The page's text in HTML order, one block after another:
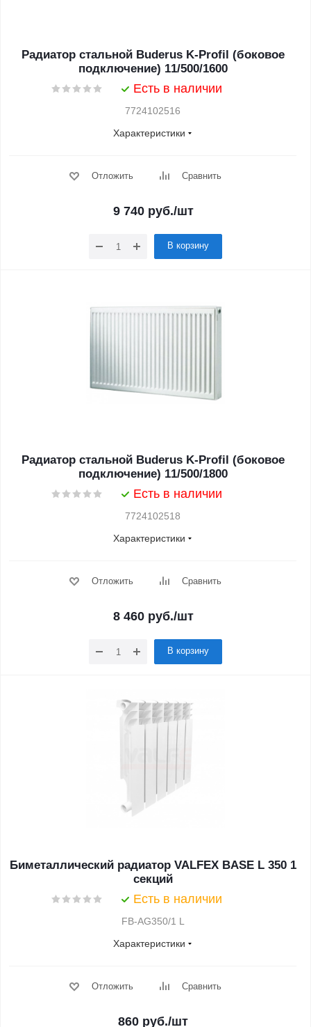
Радиатор стальной Buderus K-Profil (боковое
подключение) 11/500/1600
Есть в наличии
7724102516
Характеристики
Отложить Сравнить
9 740руб./шт
В корзину
Радиатор стальной Buderus K-Profil (боковое
подключение) 11/500/1800
Есть в наличии
7724102518
Характеристики
Отложить Сравнить
8 460руб./шт
В корзину
Биметаллический радиатор VALFEX BASE L 350 1
секций
Есть в наличии
FB-AG350/1 L
Характеристики
Отложить Сравнить
860 руб./шт